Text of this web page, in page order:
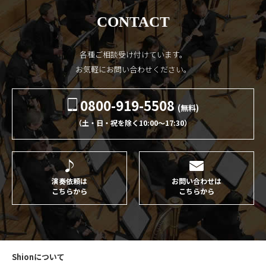
CONTACT
各種ご相談受け付けています。
お気軽にお問い合わせください。
0800-919-5508 (無料)
（土・日・祝を除く10:00〜17:30）
演奏依頼は
こちらから
お問い合わせは
こちらから
Shionについて